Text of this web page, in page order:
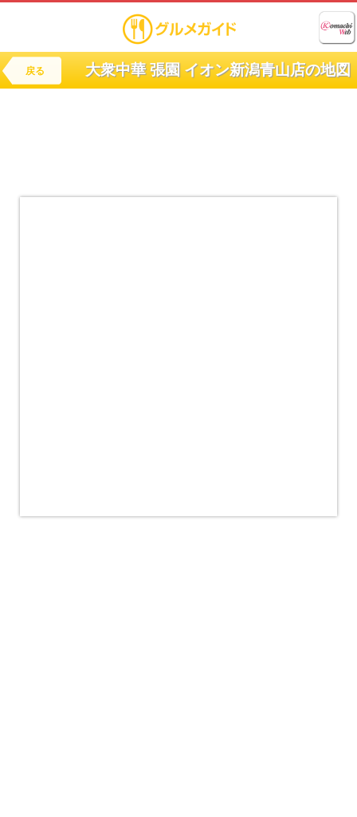
戻る 大衆中華 張園 イオン新潟青山店の地図